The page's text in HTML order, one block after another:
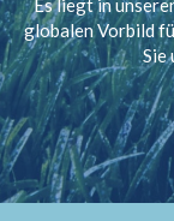
globalen Vorbild
Sie